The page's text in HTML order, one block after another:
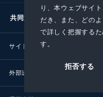
り、本ウェブサイ
だき、また、どの
で詳しく把握する
す。
拒否する
共同通信社グループ
サイトポリシー
外部送信ポリシー